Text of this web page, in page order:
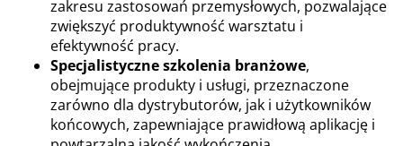
zakresu zastosowań przemysłowych, pozwalające
zwiększyć produktywność warsztatu i
efektywność pracy.
Specjalistyczne szkolenia branżowe,
obejmujące produkty i usługi, przeznaczone
zarówno dla dystrybutorów, jak i użytkowników
końcowych, zapewniające prawidłową aplikację i